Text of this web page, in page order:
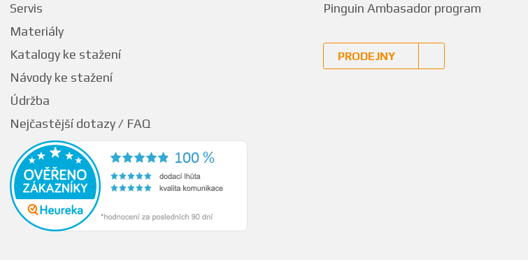
Servis
Materiály
Katalogy ke stažení
Návody ke stažení
Údržba
Nejčastější dotazy / FAQ
Pinguin Ambasador program
PRODEJNY